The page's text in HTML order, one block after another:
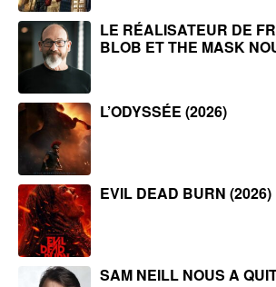
LE RÉALISATEUR DE
BLOB ET THE MASK
L’ODYSSÉE (2026)
EVIL DEAD BURN (2026)
SAM NEILL NOUS A